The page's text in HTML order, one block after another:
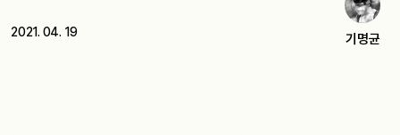
2021. 04. 19 기명균